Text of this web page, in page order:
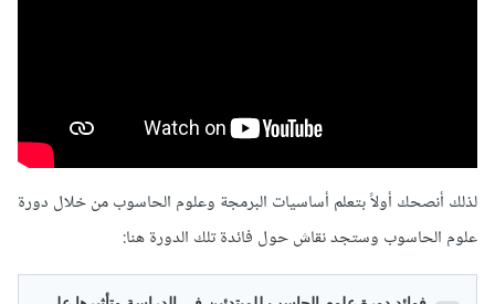
لذلك أنصحك أولاً بتعلم أساسيات البرمجة وعلوم الحاسوب من خلال دورة
علوم الحاسوب وستجد نقاش حول فائدة تلك الدورة هنا: